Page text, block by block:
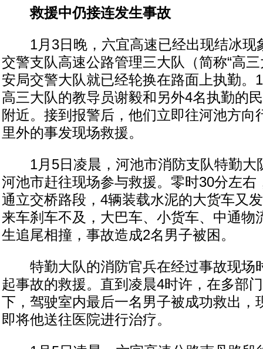
救援中仍接连发生事故
1月3日晚，六宜高速已经出现结冰现
交警支队高速公路管理三大队（简称“高
安局交警大队就已经轮换在路面上执勤。
高三大队的教导员谢毅和另外4名执勤的
附近。接到报警后，他们立即往河池方向
里外的事发现场救援。
1月5日凌晨，河池市消防支队特勤大
河池市赶往现场参与救援。零时30分左右
通立交桥路段，4辆装载水泥的大货车又
来车刹车不及，大巴车、小货车、中通物
生追尾相撞，事故造成2名男子被困。
特勤大队的消防官兵在经过事故现场
起事故的救援。直到凌晨4时许，在多部
下，驾驶室内最后一名男子被成功救出，
即将他送往医院进行治疗。